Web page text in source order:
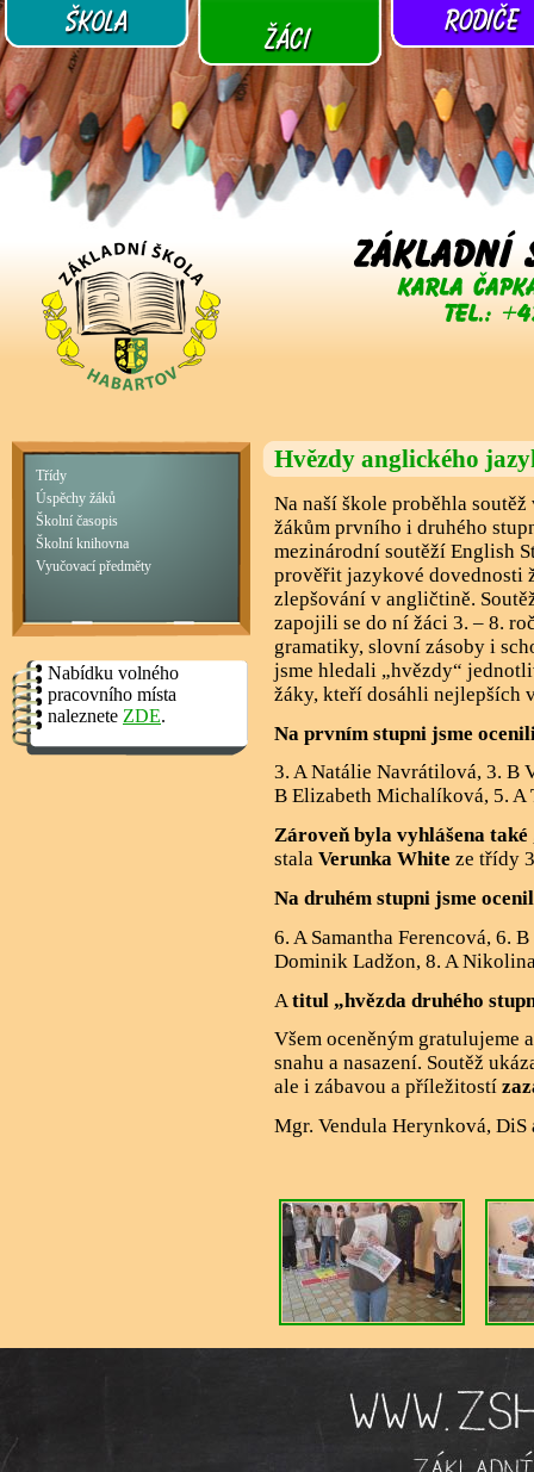
Třídy
Úspěchy žáků
Školní časopis
Školní knihovna
Vyučovací předměty
Nabídku volného
pracovního místa
naleznete ZDE.
Hvězdy anglického
Na naší škole proběhla
žákům prvního i druhého
mezinárodní soutěží English
prověřit jazykové dovednosti
zlepšování v angličtině.
zapojili se do ní žáci 3. – 8.
gramatiky, slovní zásoby i
jsme hledali „hvězdy“
žáky, kteří dosáhli nejlepších
Na prvním stupni jsme
3. A Natálie Navrátilová, 3. B
B Elizabeth Michalíková, 5. A
Zároveň byla vyhlášena
stala Verunka White ze třídy
Na druhém stupni jsme
6. A Samantha Ferencová, 6.
Dominik Ladžon, 8. A
A titul „hvězda druhého
Všem oceněným gratulujeme
snahu a nasazení. Soutěž
ale i zábavou a příležitostí
Mgr. Vendula Herynková, DiS